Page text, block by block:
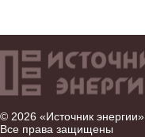
© 2026 «Источник энергии»
Все права защищены